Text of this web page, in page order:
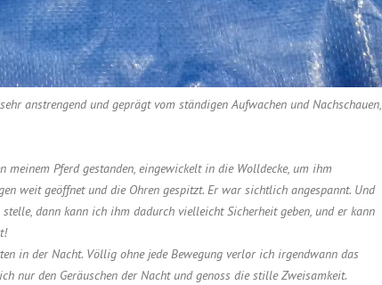
anstrengend und geprägt vom ständigen Aufwachen und Nachschauen,
meinem Pferd gestanden, eingewickelt in die Wolldecke, um ihm
weit geöffnet und die Ohren gespitzt. Er war sichtlich angespannt. Und
dann kann ich ihm dadurch vielleicht Sicherheit geben, und er kann
in der Nacht. Völlig ohne jede Bewegung verlor ich irgendwann das
nur den Geräuschen der Nacht und genoss die stille Zweisamkeit.